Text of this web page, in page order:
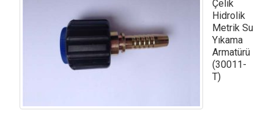
Çelik
Hidrolik
Metrik Su
Yıkama
Armatürü
(30011-
T)